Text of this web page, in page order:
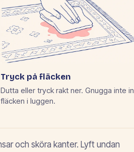
Tryck på fläcken
Dutta eller tryck rakt ner. Gnugga inte in
fläcken i luggen.
och sköra kanter. Lyft undan